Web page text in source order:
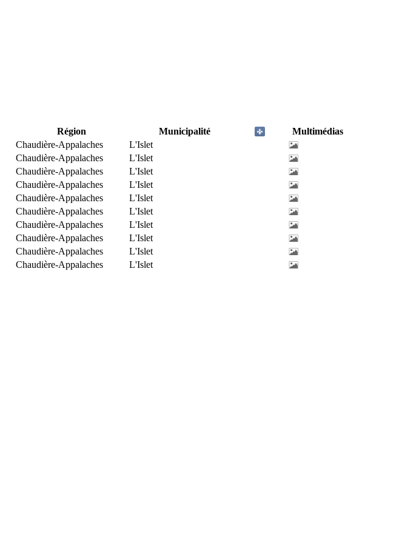
Région Municipalité
Multimédias
Chaudière-Appalaches
L'Islet
Chaudière-Appalaches
L'Islet
Chaudière-Appalaches
L'Islet
Chaudière-Appalaches
L'Islet
Chaudière-Appalaches
L'Islet
Chaudière-Appalaches
L'Islet
Chaudière-Appalaches
L'Islet
Chaudière-Appalaches
L'Islet
Chaudière-Appalaches
L'Islet
Chaudière-Appalaches L'Islet